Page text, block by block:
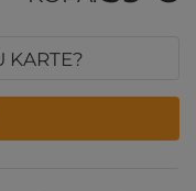
KARTE?